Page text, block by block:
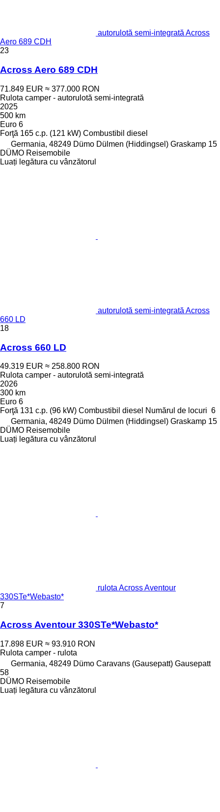
autorulotă semi-integrată Across
Aero 689 CDH
23
Across Aero 689 CDH
71.849 EUR ≈ 377.000 RON
Rulota camper - autorulotă semi-integrată
2025
500 km
Euro 6
Forţă 165 c.p. (121 kW) Combustibil diesel
Germania, 48249 Dümo Dülmen (Hiddingsel) Graskamp 15
DÜMO Reisemobile
Luați legătura cu vânzătorul
autorulotă semi-integrată Across
660 LD
18
Across 660 LD
49.319 EUR ≈ 258.800 RON
Rulota camper - autorulotă semi-integrată
2026
300 km
Euro 6
Forţă 131 c.p. (96 kW) Combustibil diesel Numărul de locuri 6
Germania, 48249 Dümo Dülmen (Hiddingsel) Graskamp 15
DÜMO Reisemobile
Luați legătura cu vânzătorul
rulota Across Aventour
330STe*Webasto*
7
Across Aventour 330STe*Webasto*
17.898 EUR ≈ 93.910 RON
Rulota camper - rulota
Germania, 48249 Dümo Caravans (Gausepatt) Gausepatt
58
DÜMO Reisemobile
Luați legătura cu vânzătorul